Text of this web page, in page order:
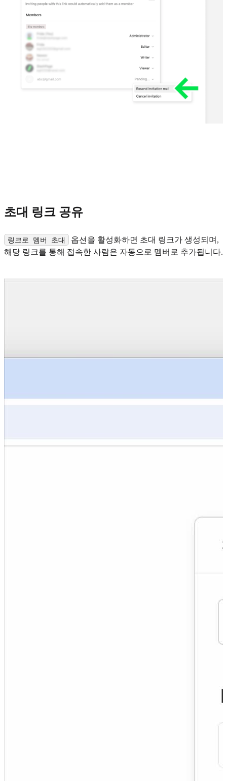
초대 링크 공유
링크로 멤버 초대
옵션을 활성화하면 초대 링크가 생성되며,
해당 링크를 통해 접속한 사람은 자동으로 멤버로 추가됩니다.